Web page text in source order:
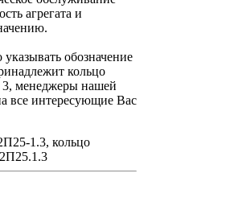
агрегата и
обозначение
кольцо
менеджеры нашей
все интересующие Вас
1.3, кольцо